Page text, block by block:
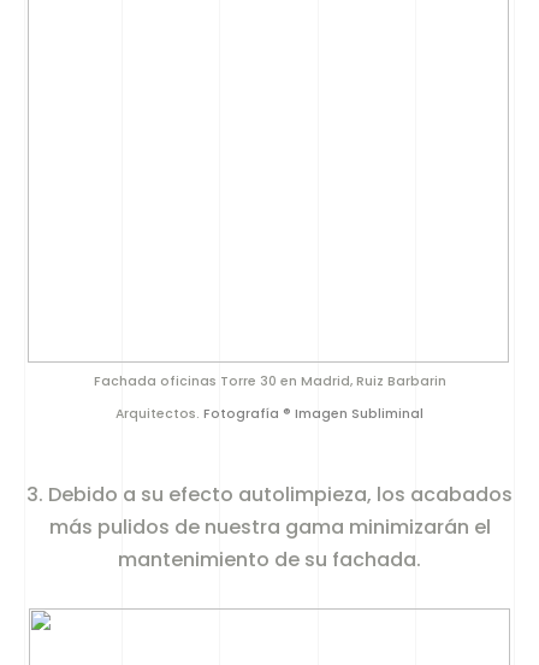
Fachada oficinas Torre 30 en Madrid, Ruiz Barbarin
Arquitectos. Fotografía ® Imagen Subliminal
3. Debido a su efecto autolimpieza, los acabados
más pulidos de nuestra gama minimizarán el
mantenimiento de su fachada.